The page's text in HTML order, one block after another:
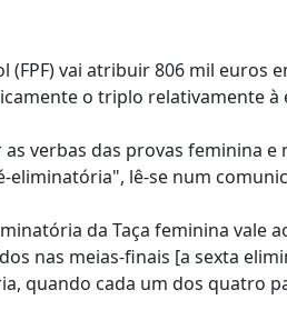
(FPF) vai atribuir 806 mil
o triplo relativamente
verbas das provas feminina
lê-se num
da Taça feminina vale
nas meias-finais [a sexta
quando cada um dos quatro